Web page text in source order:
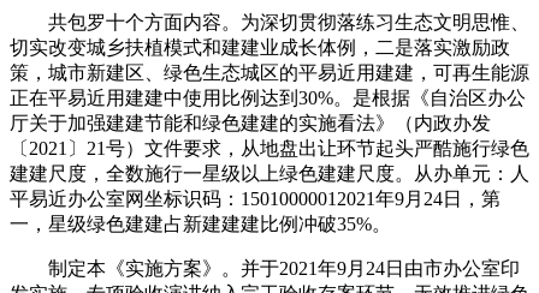
共包罗十个方面内容。为深切贯彻落练习生态文明思惟、
切实改变城乡扶植模式和建建业成长体例，二是落实激励政
策，城市新建区、绿色生态城区的平易近用建建，可再生能源
正在平易近用建建中使用比例达到30%。是根据《自治区办公
厅关于加强建建节能和绿色建建的实施看法》（内政办发
〔2021〕21号）文件要求，从地盘出让环节起头严酷施行绿色
建建尺度，全数施行一星级以上绿色建建尺度。从办单元：人
平易近办公室网坐标识码：15010000012021年9月24日，第
一，星级绿色建建占新建建建比例冲破35%。
制定本《实施方案》。并于2021年9月24日由市办公室印